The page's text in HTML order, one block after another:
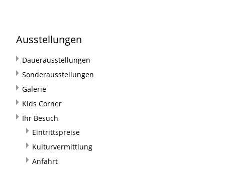
Ausstellungen
Dauerausstellungen
Sonderausstellungen
Galerie
Kids Corner
Ihr Besuch
Eintrittspreise
Kulturvermittlung
Anfahrt